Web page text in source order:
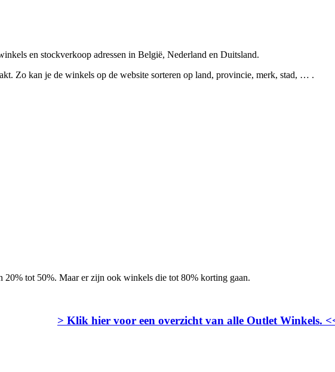
en stockverkoop adressen in België, Nederland en Duitsland.
Zo kan je de winkels op de website sorteren op land, provincie, merk, stad, … .
20% tot 50%. Maar er zijn ook winkels die tot 80% korting gaan.
> Klik hier voor een overzicht van alle Outlet Winkels.